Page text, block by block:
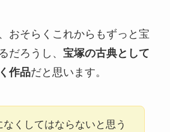
おそらくこれからもずっと宝
だろうし、 宝塚の古典として
作品だと思います。
なくしてはならないと思う